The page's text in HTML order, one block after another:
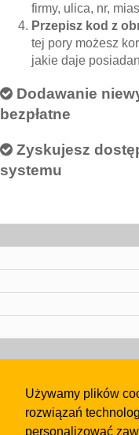
Używamy plików
rozwiązań
personalizować
firmy, ulica, nr,
Przepisz kod z
tej pory możesz
jakie daje
Dodawanie
bezpłatne
Zyskujesz
systemu